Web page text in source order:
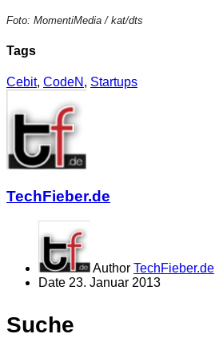
Foto: MomentiMedia / kat/dts
Tags
Cebit, CodeN , Startups
TechFieber.de
Author TechFieber.de
Date 23. Januar 2013
Suche